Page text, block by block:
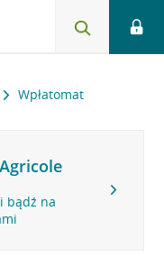
Wpłatomat
bądź na